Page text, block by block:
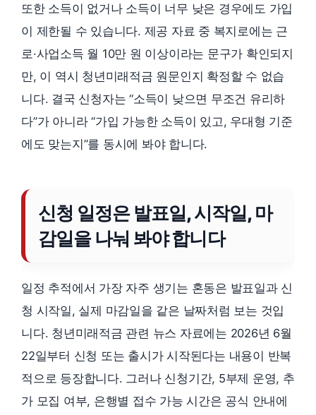
또한 소득이 없거나 소득이 너무 낮은 경우에도 가입
이 제한될 수 있습니다. 제공 자료 중 복지로에는 근
로·사업소득 월 10만 원 이상이라는 문구가 확인되지
만, 이 역시 청년미래적금 원문인지 확정할 수 없습
니다. 결국 신청자는 “소득이 낮으면 무조건 유리하
다”가 아니라 “가입 가능한 소득이 있고, 우대형 기준
에도 맞는지”를 동시에 봐야 합니다.
신청 일정은 발표일, 시작일, 마
감일을 나눠 봐야 합니다
일정 추적에서 가장 자주 생기는 혼동은 발표일과 신
청 시작일, 실제 마감일을 같은 날짜처럼 보는 것입
니다. 청년미래적금 관련 뉴스 자료에는 2026년 6월
22일부터 신청 또는 출시가 시작된다는 내용이 반복
적으로 등장합니다. 그러나 신청기간, 5부제 운영, 추
가 모집 여부, 은행별 접수 가능 시간은 공식 안내에